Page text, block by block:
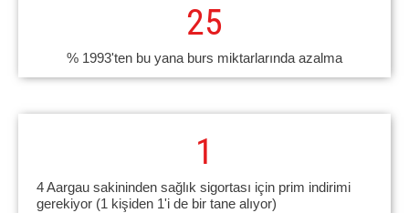
% 1993'ten bu yana burs miktarlarında azalma
25
4 Aargau sakininden sağlık sigortası için prim indirimi
gerekiyor (1 kişiden 1'i de bir tane alıyor)
1